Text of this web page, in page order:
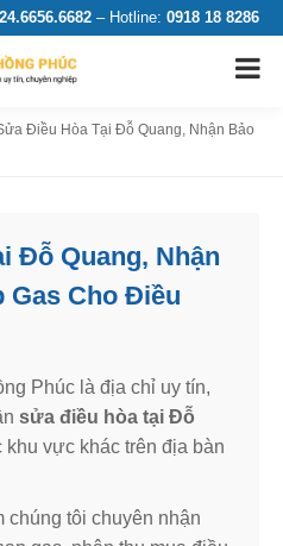
– Hotline: 0918 18 8286
Điều Hòa Tại Đỗ Quang, Nhận Bảo
Đỗ Quang, Nhận
Gas Cho Điều
Phúc là địa chỉ uy tín,
sửa điều hòa tại Đỗ
khu vực khác trên địa bàn
chúng tôi chuyên nhận